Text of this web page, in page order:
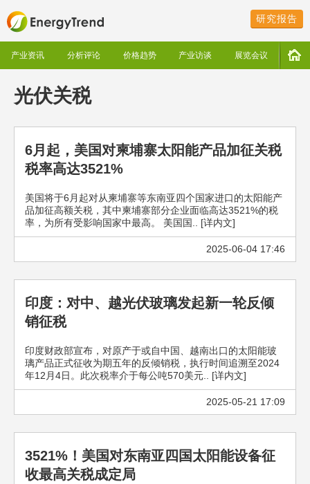
研究报告
产业资讯 分析评论 价格趋势 产业访谈 展览会议
光伏关税
6月起，美国对柬埔寨太阳能产品加征关税
税率高达3521%
美国将于6月起对从柬埔寨等东南亚四个国家进口的太阳能产
品加征高额关税，其中柬埔寨部分企业面临高达3521%的税
率，为所有受影响国家中最高。 美国国.. [详内文]
2025-06-04 17:46
印度：对中、越光伏玻璃发起新一轮反倾
销征税
印度财政部宣布，对原产于或自中国、越南出口的太阳能玻
璃产品正式征收为期五年的反倾销税，执行时间追溯至2024
年12月4日。此次税率介于每公吨570美元.. [详内文]
2025-05-21 17:09
3521%！美国对东南亚四国太阳能设备征
收最高关税成定局